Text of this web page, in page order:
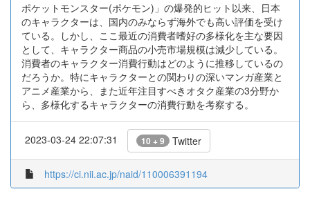
ポケットモンスター(ポケモン)」の爆発的ヒット以来、日本
のキャラクターは、国内のみならず海外でも高い評価を受け
ている。しかし、ここ最近の消費者嗜好の多様化を主な要因
として、キャラクター商品の小売市場規模は減少している。
消費者のキャラクター消費行動はどのように推移しているの
だろうか。特にキャラクターとの関わりの深いマンガ産業と
アニメ産業から、また近年注目すべきオタク産業の3分野か
ら、多様化するキャラクターの消費行動を考察する。
2023-03-24 22:07:31 10 + 9 Twitter
https://ci.nii.ac.jp/naid/110006391194